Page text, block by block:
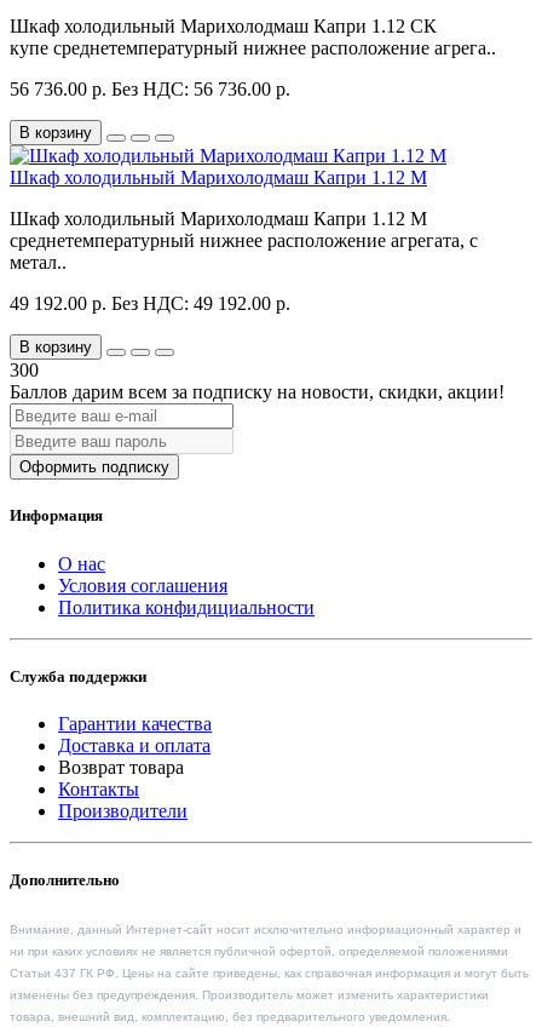
Шкаф холодильный Марихолодмаш Капри 1.12 СК
купе среднетемпературный нижнее расположение агрега..
56 736.00 р. Без НДС: 56 736.00 р.
В корзину
Шкаф холодильный Марихолодмаш Капри 1.12 М
Шкаф холодильный Марихолодмаш Капри 1.12 М
среднетемпературный нижнее расположение агрегата, с
метал..
49 192.00 р. Без НДС: 49 192.00 р.
В корзину
300
Баллов дарим всем за подписку на новости, скидки, акции!
Оформить подписку
Информация
О нас
Условия соглашения
Политика конфидициальности
Служба поддержки
Гарантии качества
Доставка и оплата
Возврат товара
Контакты
Производители
Дополнительно
Внимание, данный Интернет-сайт носит исключительно информационный характер и
ни при каких условиях не является публичной офертой, определяемой положениями
Статьи 437 ГК РФ. Цены на сайте приведены, как справочная информация и могут быть
изменены без предупреждения. Производитель может изменить характеристики
товара, внешний вид, комплектацию, без предварительного уведомления.